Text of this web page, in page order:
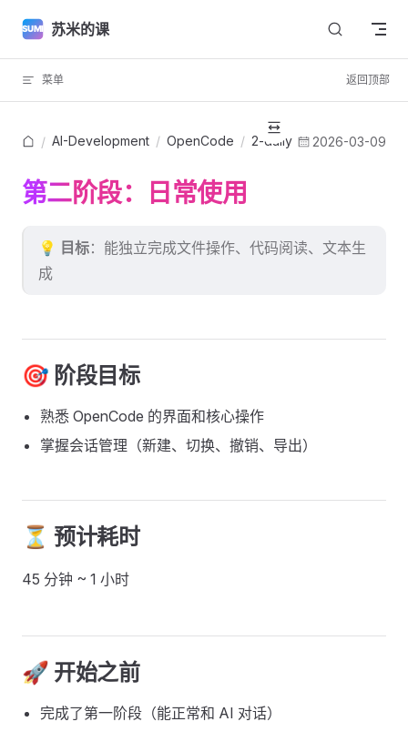
Skip to content
苏米的课
菜单 返回顶部
/ AI-Development / OpenCode / 2-daily 2026-03-09
第二阶段：日常使用
💡 目标：能独立完成文件操作、代码阅读、文本生
成
🎯 阶段目标
熟悉 OpenCode 的界面和核心操作
掌握会话管理（新建、切换、撤销、导出）
⏳ 预计耗时
45 分钟 ~ 1 小时
🚀 开始之前
完成了第一阶段（能正常和 AI 对话）